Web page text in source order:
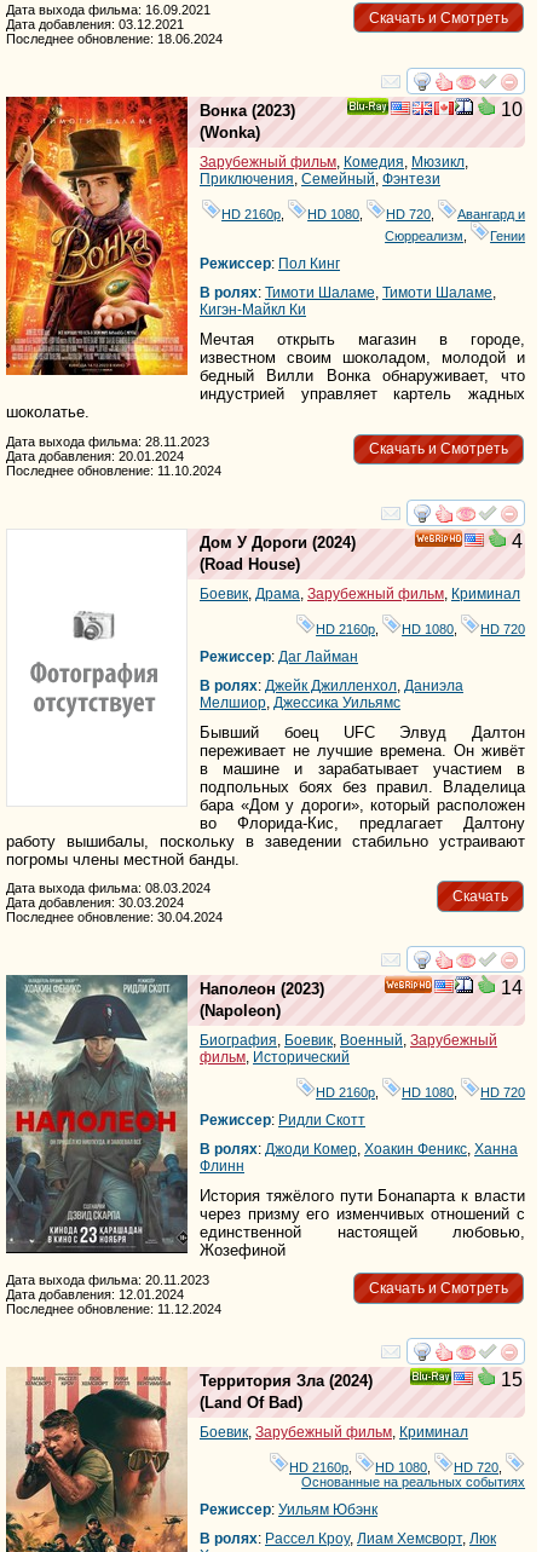
Скачать и Смотреть
Дата выхода фильма: 16.09.2021
Дата добавления: 03.12.2021
Последнее обновление: 18.06.2024
смотреть
10
Вонка (2023)
(Wonka)
Зарубежный фильм, Комедия, Мюзикл,
Приключения, Семейный, Фэнтези
HD 2160р HD 1080 HD 720
Авангард и
Сюрреализм
Гении
Режиссер: Пол Кинг
В ролях: Тимоти Шаламе, Тимоти Шаламе,
Кигэн-Майкл Ки
Мечтая открыть магазин в городе,
известном своим шоколадом, молодой и
бедный Вилли Вонка обнаруживает, что
индустрией управляет картель жадных
шоколатье.
Скачать и Смотреть
Дата выхода фильма: 28.11.2023
Дата добавления: 20.01.2024
Последнее обновление: 11.10.2024
смотреть
4
Дом У Дороги (2024)
(Road House)
Боевик Драма Зарубежный фильм Криминал
HD 2160р HD 1080 HD 720
Режиссер: Даг Лайман
В ролях: Джейк Джилленхол Даниэла
Мелшиор Джессика Уильямс
Бывший боец UFC Элвуд Далтон
переживает не лучшие времена. Он живёт
в машине и зарабатывает участием в
подпольных боях без правил. Владелица
бара «Дом у дороги», который расположен
во Флорида-Кис, предлагает Далтону
работу вышибалы, поскольку в заведении стабильно устраивают
погромы члены местной банды.
Скачать
Дата выхода фильма: 08.03.2024
Дата добавления: 30.03.2024
Последнее обновление: 30.04.2024
смотреть
14
Наполеон (2023)
(Napoleon)
Биография, Боевик, Военный, Зарубежный
фильм, Исторический
HD 2160р, HD 1080, HD 720
Режиссер: Ридли Скотт
В ролях: Джоди Комер, Хоакин Феникс, Ханна
Флинн
История тяжёлого пути Бонапарта к власти
через призму его изменчивых отношений с
единственной настоящей любовью,
Жозефиной
Скачать и Смотреть
Дата выхода фильма: 20.11.2023
Дата добавления: 12.01.2024
Последнее обновление: 11.12.2024
смотреть
15
Территория Зла(2024)
(Land Of Bad)
Боевик, Зарубежный фильм, Криминал
HD 2160р HD 1080 HD 720
Основанные на реальных событиях
Режиссер: Уильям Юбэнк
В ролях: Рассел Кроу, Лиам Хемсворт, Люк